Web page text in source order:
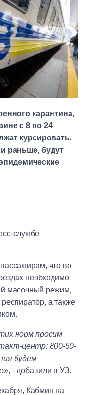
карантина,
с 8 по 24
курсировать.
раньше, будут
службе
что во
необходимо
масочный режим,
а также
норм просим
центр: 800-50-
будем
, - добавили в УЗ.
Кабмин на